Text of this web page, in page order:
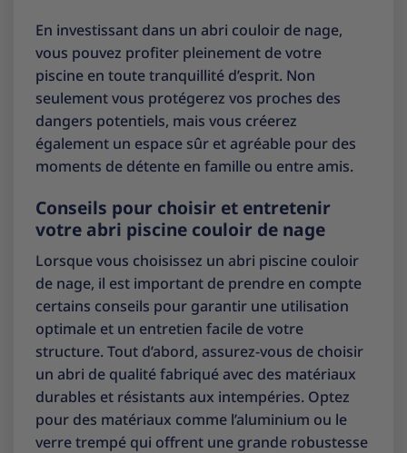
En investissant dans un abri couloir de nage,
vous pouvez profiter pleinement de votre
piscine en toute tranquillité d’esprit. Non
seulement vous protégerez vos proches des
dangers potentiels, mais vous créerez
également un espace sûr et agréable pour des
moments de détente en famille ou entre amis.
Conseils pour choisir et entretenir
votre abri piscine couloir de nage
Lorsque vous choisissez un abri piscine couloir
de nage, il est important de prendre en compte
certains conseils pour garantir une utilisation
optimale et un entretien facile de votre
structure. Tout d’abord, assurez-vous de choisir
un abri de qualité fabriqué avec des matériaux
durables et résistants aux intempéries. Optez
pour des matériaux comme l’aluminium ou le
verre trempé qui offrent une grande robustesse